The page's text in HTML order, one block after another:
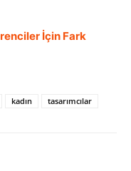
İçin Fark
kadın tasarımcılar